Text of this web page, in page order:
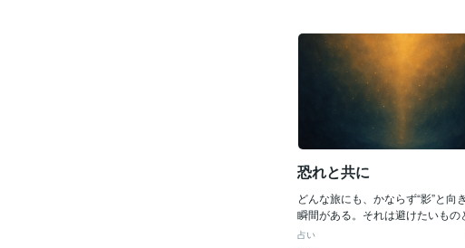
奥に灯っていた小さなひかりがす
とつながった決意なんて いらなか
たしはただ光の方を 向いただけは
はいつもほんとうの自分を 思い出
から〜〜〜〜〜〜〜〜今日の「光
く」が、あなたの午後に小さな優
ぬくもりを運んでくれますように
恐れと共に
どんな旅にも、かならず“影”と向
瞬間がある。それは避けたいもの
現れるけれど、本当は、その先に
占い